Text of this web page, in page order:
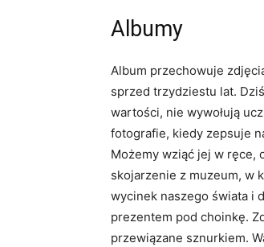
Albumy
Album przechowuje
sprzed trzydziestu lat.
wartości, nie wywołują
fotografie, kiedy zepsuje
Możemy wziąć jej w ręce,
skojarzenie z muzeum, w
wycinek naszego świata i
prezentem pod choinkę.
przewiązane sznurkiem.